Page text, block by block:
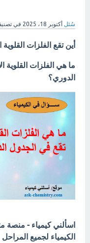
سُئل أكتوبر 18، 2025 في
أين تقع الفلزات
ما هي الفلزات القلوية
الدوري؟
اسألني كيمياء -
الكيمياء لجميع